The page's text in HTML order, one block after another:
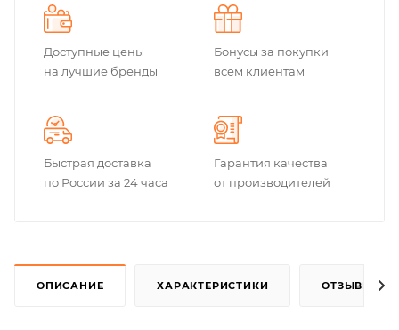
Доступные цены
на лучшие бренды
Бонусы за покупки
всем клиентам
Быстрая доставка
по России за 24 часа
Гарантия качества
от производителей
ОПИСАНИЕ ХАРАКТЕРИСТИКИ ОТЗЫВЫ